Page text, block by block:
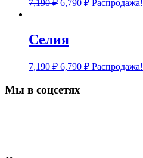
7,190₽ 6,790 ₽ Распродажа!
Селия
7,190₽ 6,790 ₽ Распродажа!
Мы в соцсетях